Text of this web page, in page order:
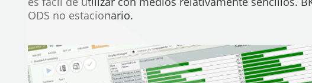
ODS no estacionario.